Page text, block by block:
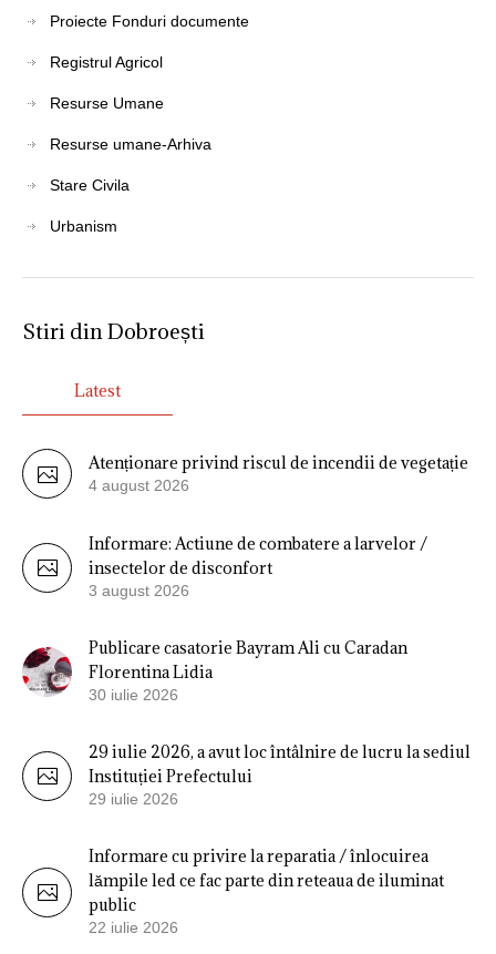
Proiecte Fonduri documente
Registrul Agricol
Resurse Umane
Resurse umane-Arhiva
Stare Civila
Urbanism
Stiri din Dobroești
Latest
Atenționare privind riscul de incendii de vegetație
4 august 2026
Informare: Actiune de combatere a larvelor /
insectelor de disconfort
3 august 2026
Publicare casatorie Bayram Ali cu Caradan
Florentina Lidia
30 iulie 2026
29 iulie 2026, a avut loc întâlnire de lucru la sediul
Instituției Prefectului
29 iulie 2026
Informare cu privire la reparatia / înlocuirea
lămpile led ce fac parte din reteaua de iluminat
public
22 iulie 2026